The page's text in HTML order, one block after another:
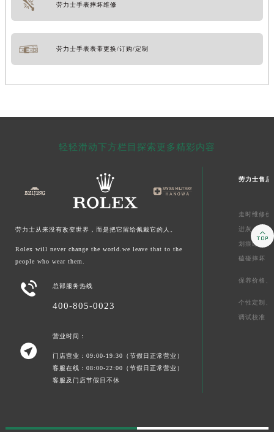
劳力士手表摔坏维修
劳力士手表表带更换/订购/定制
轻轻滑动下方栏目探索更多精彩内容
劳力士从来没有改变世界，而是把它留给佩戴它的人。
Rolex will never change the world.we leave that to the
people who wear them.
 总部服务热线
400-805-0023

营业时间：
门店营业：09:00-19:30（节假日正常营业）
客服在线：08:00-22:00（节假日正常营业）
客服及门店节假日不休
劳力士售后
走时维修价
进灰、 起
划痕维修价
磕碰摔坏
保养价格、
个性定制、
调试校准
